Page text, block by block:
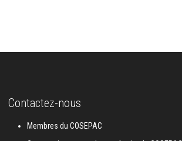
Contactez-nous
Membres du COSEPAC